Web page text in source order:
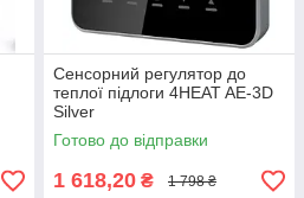
Сенсорний регулятор до
теплої підлоги 4HEAT AE-3D
Silver
Готово до відправки
1 618,20 ₴ 1 798 ₴